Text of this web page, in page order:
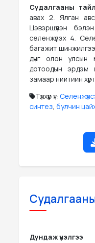
Судалгааны
авах 2. Ялган
Цэвэршүүлэн
селенжүүлэх 4.
багажит
дүнг олон улсын
дотоодын эрдэм
замаар нийтийн
Түлхүүр үг:
синтез, булчин
Дундаж үнэлгээ